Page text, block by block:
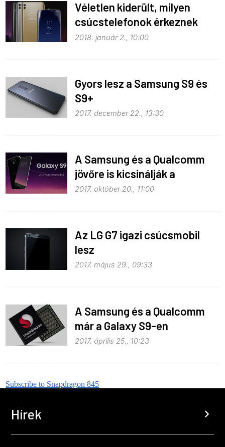
Véletlen kiderült, milyen
csúcstelefonok érkeznek
2018-ban
2018. január 2., 10:00
Gyors lesz a Samsung S9 és
S9+
2017. december 22., 13:30
A Samsung és a Qualcomm
jövőre is kicsinálják a
konkurenciát
2017. október 20., 11:00
Az LG G7 igazi csúcsmobil
lesz
2017. május 29., 09:33
A Samsung és a Qualcomm
már a Galaxy S9-en
dolgoznak
2017. április 25., 10:23
Subscribe to Snapdragon 845
Hírek chevron_right